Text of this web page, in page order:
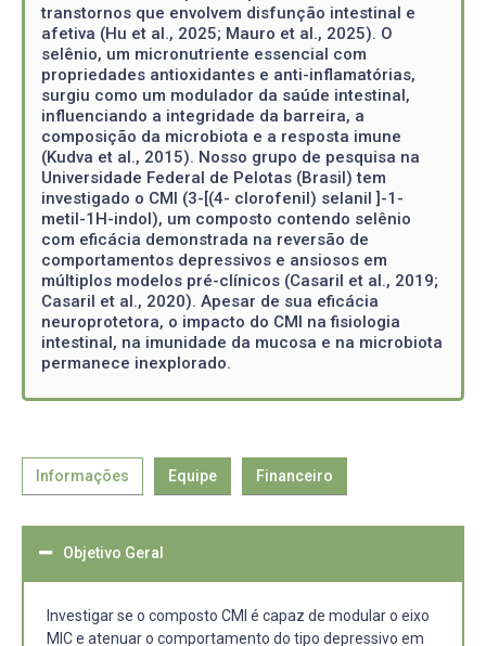
transtornos que envolvem disfunção intestinal e
afetiva (Hu et al., 2025; Mauro et al., 2025). O
selênio, um micronutriente essencial com
propriedades antioxidantes e anti-inflamatórias,
surgiu como um modulador da saúde intestinal,
influenciando a integridade da barreira, a
composição da microbiota e a resposta imune
(Kudva et al., 2015). Nosso grupo de pesquisa na
Universidade Federal de Pelotas (Brasil) tem
investigado o CMI (3-[(4- clorofenil) selanil ]-1-
metil-1H-indol), um composto contendo selênio
com eficácia demonstrada na reversão de
comportamentos depressivos e ansiosos em
múltiplos modelos pré-clínicos (Casaril et al., 2019;
Casaril et al., 2020). Apesar de sua eficácia
neuroprotetora, o impacto do CMI na fisiologia
intestinal, na imunidade da mucosa e na microbiota
permanece inexplorado.
Informações Equipe Financeiro
Objetivo Geral
Investigar se o composto CMI é capaz de modular o eixo
MIC e atenuar o comportamento do tipo depressivo em